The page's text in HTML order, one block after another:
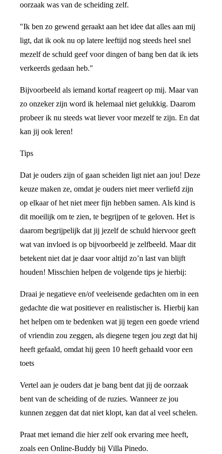
oorzaak was van de scheiding zelf.
"Ik ben zo gewend geraakt aan het idee dat alles aan mij
ligt, dat ik ook nu op latere leeftijd nog steeds heel snel
mezelf de schuld geef voor dingen of bang ben dat ik iets
verkeerds gedaan heb."
Bijvoorbeeld als iemand kortaf reageert op mij. Maar van
zo onzeker zijn word ik helemaal niet gelukkig. Daarom
probeer ik nu steeds wat liever voor mezelf te zijn. En dat
kan jij ook leren!
Tips
Dat je ouders zijn of gaan scheiden ligt niet aan jou! Deze
keuze maken ze, omdat je ouders niet meer verliefd zijn
op elkaar of het niet meer fijn hebben samen. Als kind is
dit moeilijk om te zien, te begrijpen of te geloven. Het is
daarom begrijpelijk dat jij jezelf de schuld hiervoor geeft
wat van invloed is op bijvoorbeeld je zelfbeeld. Maar dit
betekent niet dat je daar voor altijd zo’n last van blijft
houden! Misschien helpen de volgende tips je hierbij:
Draai je negatieve en/of veeleisende gedachten om in een
gedachte die wat positiever en realistischer is. Hierbij kan
het helpen om te bedenken wat jij tegen een goede vriend
of vriendin zou zeggen, als diegene tegen jou zegt dat hij
heeft gefaald, omdat hij geen 10 heeft gehaald voor een
toets
Vertel aan je ouders dat je bang bent dat jij de oorzaak
bent van de scheiding of de ruzies. Wanneer ze jou
kunnen zeggen dat dat niet klopt, kan dat al veel schelen.
Praat met iemand die hier zelf ook ervaring mee heeft,
zoals een Online-Buddy bij Villa Pinedo.